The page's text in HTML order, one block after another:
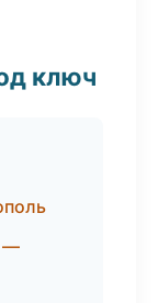
ключ
—